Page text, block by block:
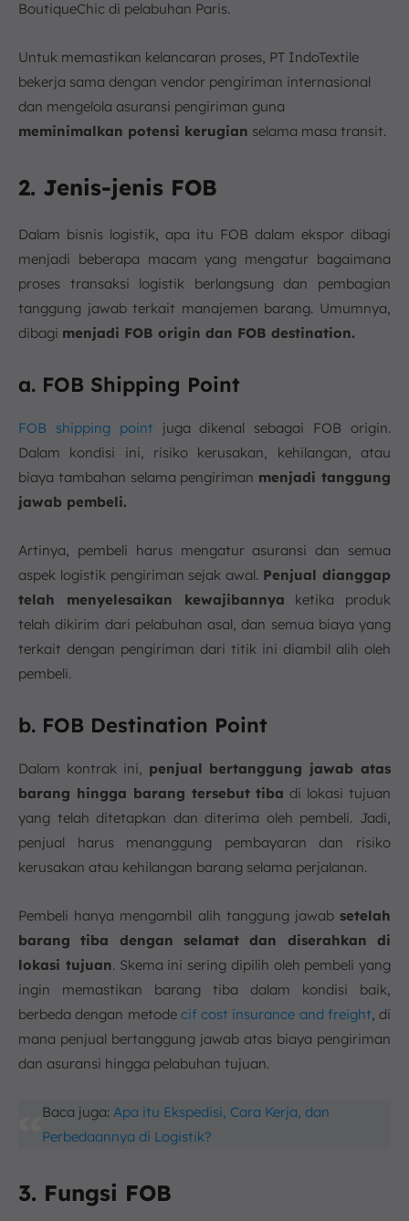
BoutiqueChic di pelabuhan Paris.
Untuk memastikan kelancaran proses, PT IndoTextile
bekerja sama dengan vendor pengiriman internasional
dan mengelola asuransi pengiriman guna
meminimalkan potensi kerugian selama masa transit.
2. Jenis-jenis FOB
Dalam bisnis logistik, apa itu FOB dalam ekspor dibagi
menjadi beberapa macam yang mengatur bagaimana
proses transaksi logistik berlangsung dan pembagian
tanggung jawab terkait manajemen barang. Umumnya,
dibagi menjadi FOB origin dan FOB destination.
a. FOB Shipping Point
FOB shipping point juga dikenal sebagai FOB origin.
Dalam kondisi ini, risiko kerusakan, kehilangan, atau
biaya tambahan selama pengiriman menjadi tanggung
jawab pembeli.
Artinya, pembeli harus mengatur asuransi dan semua
aspek logistik pengiriman sejak awal. Penjual dianggap
telah menyelesaikan kewajibannya ketika produk
telah dikirim dari pelabuhan asal, dan semua biaya yang
terkait dengan pengiriman dari titik ini diambil alih oleh
pembeli.
b. FOB Destination Point
Dalam kontrak ini, penjual bertanggung jawab atas
barang hingga barang tersebut tiba di lokasi tujuan
yang telah ditetapkan dan diterima oleh pembeli. Jadi,
penjual harus menanggung pembayaran dan risiko
kerusakan atau kehilangan barang selama perjalanan.
Pembeli hanya mengambil alih tanggung jawab setelah
barang tiba dengan selamat dan diserahkan di
lokasi tujuan. Skema ini sering dipilih oleh pembeli yang
ingin memastikan barang tiba dalam kondisi baik,
berbeda dengan metode cif cost insurance and freight, di
mana penjual bertanggung jawab atas biaya pengiriman
dan asuransi hingga pelabuhan tujuan.
Baca juga: Apa itu Ekspedisi, Cara Kerja, dan
Perbedaannya di Logistik?
3. Fungsi FOB